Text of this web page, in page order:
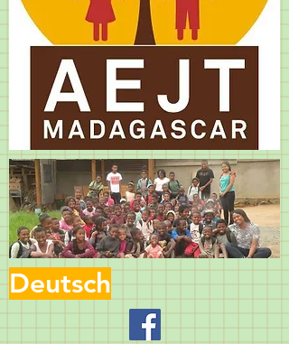
Deutsch